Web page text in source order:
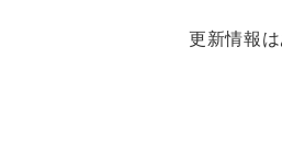
更新情報は